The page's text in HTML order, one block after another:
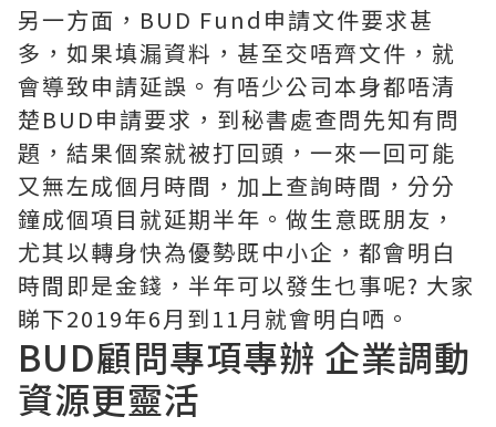
另一方面，BUD Fund申請文件要求甚
多，如果填漏資料，甚至交唔齊文件，就
會導致申請延誤。有唔少公司本身都唔清
楚BUD申請要求，到秘書處查問先知有問
題，結果個案就被打回頭，一來一回可能
又無左成個月時間，加上查詢時間，分分
鐘成個項目就延期半年。做生意既朋友，
尤其以轉身快為優勢既中小企，都會明白
時間即是金錢，半年可以發生乜事呢? 大家
睇下2019年6月到11月就會明白哂。
BUD顧問專項專辦 企業調動
資源更靈活